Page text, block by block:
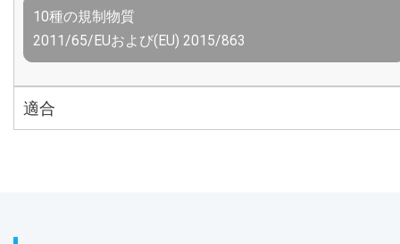
10種の規制物質
2011/65/EUおよび(EU) 2015/863
適合